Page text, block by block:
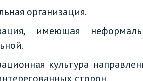
организация.
имеющая
культура